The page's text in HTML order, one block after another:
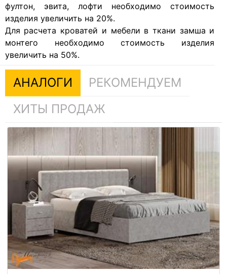
фултон, эвита, лофти необходимо стоимость
изделия увеличить на 20%.
Для расчета кроватей и мебели в ткани замша и
монтего необходимо стоимость изделия
увеличить на 50%.
АНАЛОГИ
РЕКОМЕНДУЕМ
ХИТЫ ПРОДАЖ